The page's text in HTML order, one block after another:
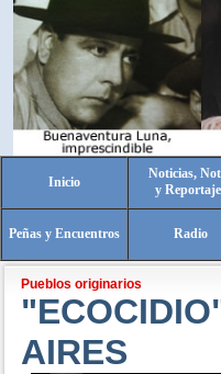
Inicio
Noticias,
y
Peñas y Encuentros Radio
Pueblos originarios
AIRES